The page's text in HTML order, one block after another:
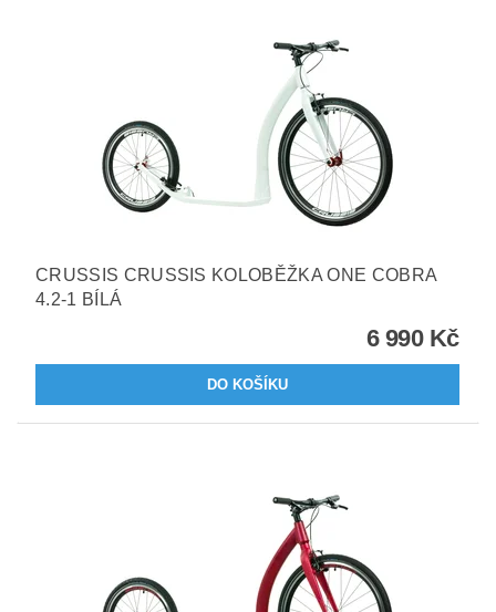
CRUSSIS CRUSSIS KOLOBĚŽKA ONE COBRA
4.2-1 BÍLÁ
6 990 Kč